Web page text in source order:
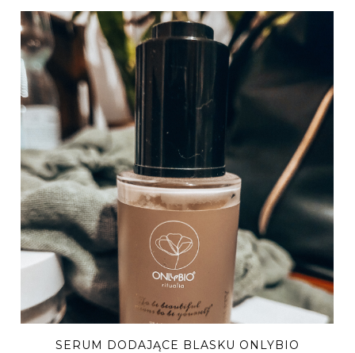
SERUM DODAJĄCE BLASKU ONLYBIO